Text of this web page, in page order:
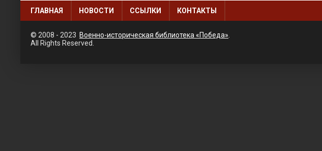
ГЛАВНАЯ НОВОСТИ ССЫЛКИ КОНТАКТЫ
© 2008 - 2023 Военно-историческая библиотека «Победа»
All Rights Reserved.